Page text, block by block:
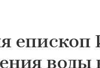
епископ
воды